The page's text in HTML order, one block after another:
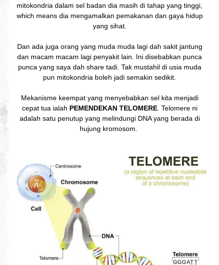
mitokondria dalam sel badan dia masih di tahap yang tinggi,
which means dia mengamalkan pemakanan dan gaya hidup
yang sihat.
Dan ada juga orang yang muda muda lagi dah sakit jantung
dan macam macam lagi penyakit lain. Ini disebabkan punca
punca yang saya dah share tadi. Tak mustahil di usia muda
pun mitokondria boleh jadi semakin sedikit.
Mekanisme keempat yang menyebabkan sel kita menjadi
cepat tua ialah PEMENDEKAN TELOMERE. Telomere ni
adalah satu penutup yang melindungi DNA yang berada di
hujung kromosom.